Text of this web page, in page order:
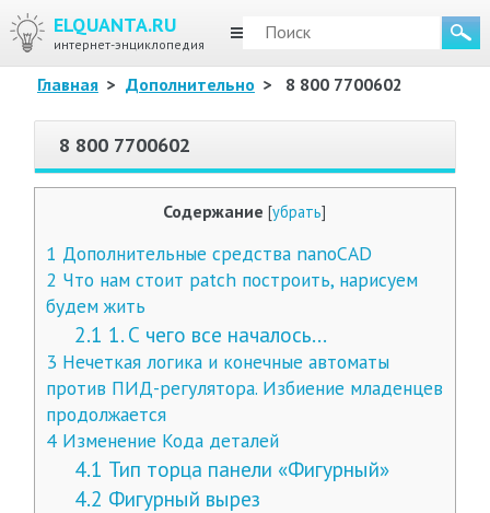
ELQUANTA.RU
интернет-энциклопедия
МЕНЮ
Главная > Дополнительно > 8 800 7700602
8 800 7700602
Содержание [убрать]
1 Дополнительные средства nanoCAD
2 Что нам стоит patch построить, нарисуем
будем жить
2.1 1. С чего все началось…
3 Нечеткая логика и конечные автоматы
против ПИД-регулятора. Избиение младенцев
продолжается
4Изменение Кода деталей
4.1 Тип торца панели «Фигурный»
4.2 Фигурный вырез